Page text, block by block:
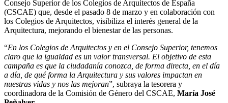
Consejo Superior de los Colegios de Arquitectos de España
(CSCAE) que, desde el pasado 8 de marzo y en colaboración con
los Colegios de Arquitectos, visibiliza el interés general de la
Arquitectura, mejorando el bienestar de las personas.
“En los Colegios de Arquitectos y en el Consejo Superior, tenemos
claro que la igualdad es un valor transversal. El objetivo de esta
campaña es que la ciudadanía conozca, de forma directa, en el día
a día, de qué forma la Arquitectura y sus valores impactan en
nuestras vidas y nos las mejoran”, subraya la tesorera y
coordinadora de la Comisión de Género del CSCAE, María José